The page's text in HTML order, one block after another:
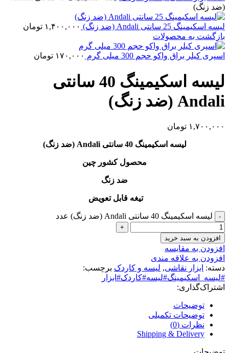
(ضد زنگ)
لیسه اسکیمینگ 25 سانتی Andali (ضد زنگ) ۱,۴۰۰,۰۰۰ تومان
بازگشت به محصولات
اسپری کیلر براق واکو حجم 300 میلی گرم ۱۷۰,۰۰۰ تومان
لیسه اسکیمینگ 40 سانتی
Andali (ضد زنگ)
۱,۷۰۰,۰۰۰ تومان
لیسه اسکیمینگ 40 سانتی Andali (ضد زنگ)
محصول کشور چین
ضد زنگ
تیغه قابل تعویض
لیسه اسکیمینگ 40 سانتی Andali (ضد زنگ) عدد
افزودن به سبد خرید
افزودن به مقایسه
افزودن به علاقه مندی
دسته: ابزار نقاشی, لیسه و کاردک برچسب:
#لیسه_اسکیمینگ#لیسه#کاردک#ابزار
اشتراک‌گذاری:
توضیحات
توضیحات تکمیلی
نظرات (0)
Shipping & Delivery